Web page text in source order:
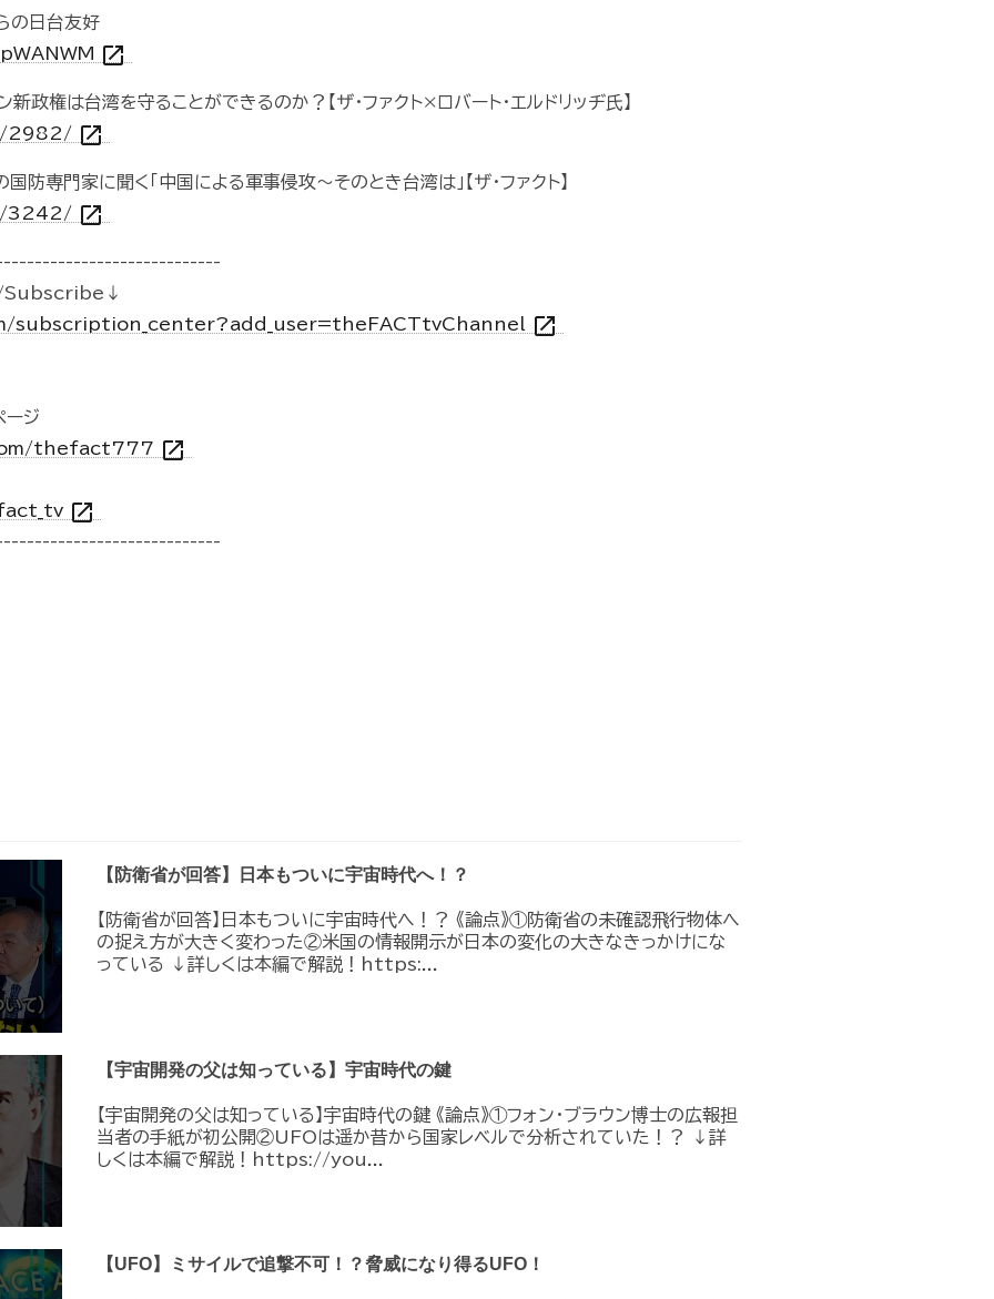
の日台友好
open_in_new
政権は台湾を守ることができるのか？【ザ・ファクト×ロバート・エルドリッヂ氏】
2982/ open_in_new
国防専門家に聞く「中国による軍事侵攻～そのとき台湾は」【ザ・ファクト】
3242/ open_in_new
/Subscribe↓
open_in_new
ジ
thefact777 open_in_new
open_in_new
【防衛省が回答】日本もついに宇宙時代へ！？
【防衛省が回答】日本もついに宇宙時代へ！？ 《論点》①防衛省の未確認飛行物体へ
の捉え方が大きく変わった②米国の情報開示が日本の変化の大きなきっかけにな
っている ↓詳しくは本編で解説！https:...
【宇宙開発の父は知っている】宇宙時代の鍵
【宇宙開発の父は知っている】宇宙時代の鍵 《論点》①フォン・ブラウン博士の広報担
当者の手紙が初公開②UFOは遥か昔から国家レベルで分析されていた！？ ↓詳
しくは本編で解説！https://you...
【UFO】ミサイルで追撃不可！？脅威になり得るUFO！